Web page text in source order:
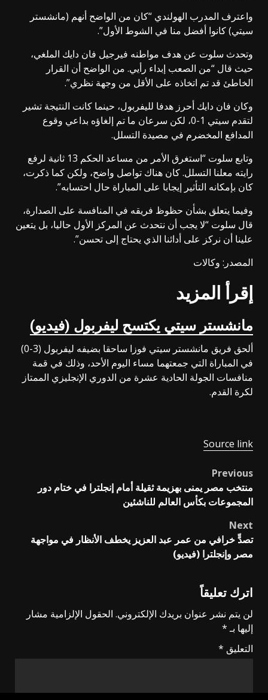
واعترف المدرب الهولندي “كان من الواضح أنهم (مانشستر
سيتي) كانوا أفضل منا في الشوط الأول”.
وتحدث سلوت عن هدف مواطنه فيرجيل فان دايك الملغي،
حيث قال “من الصعب إبداء رأيي. من الواضح أن القرار
الخاطئ قد تم اتخاذه على الأقل من وجهة نظري”.
وكان فان دايك أحرز هدفا لليفربول، حينما كانت النتيجة تشير
لتقدم سيتي 1-0، لكن سرعان ما تم إلغاؤه بداعي وقوع
المدافع المخضرم في مصيدة التسلل.
وتابع سلوت “استغرق الأمر من مساعد الحكم 13 ثانية لرفع
رايته معلنا التسلل. كان هناك تواصل واضح، ولكن كما ذكرت،
كان بإمكانه التأثير إيجابا على المباراة حال احتسابه”.
وفيما يتعلق بشأن حظوظ فريقه في المنافسة على الصدارة،
قال سلوت “لا يجب أن نتحدث عن المركز الأول حاليا، بل يتعين
علينا أن نركز على أدائنا الذي يحتاج إلى تحسن”.
المصدر: وكالات
إقرأ المزيد
مانشستر سيتي يكتسح ليفربول (فيديو)
ألحق فريق مانشستر سيتي فوزا ساحقا بضيفه ليفربول (3-0)
في المباراة التي جمعتهما مساء اليوم الأحد، وذلك في قمة
منافسات الجولة الحادية عشرة من الدوري الإنجليزي الممتاز
لكرة القدم.
Source link
Post
navigation
Previous
منتخب مصر يمنى بهزيمة ثقيلة أمام إنجلترا في ختام دور
المجموعات بكأس العالم للناشئين
Next
تصدٍّ خرافي من عمر عبد العزيز يخطف الأنظار في مواجهة
مصر وإنجلترا (فيديو)
اترك تعليقاً
لن يتم نشر عنوان بريدك الإلكتروني. الحقول الإلزامية مشار
إليها بـ*
التعليق *